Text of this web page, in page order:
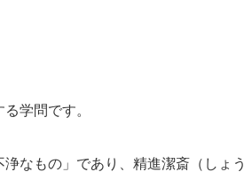
学問です。
なもの」であり、精進潔斎（しょう